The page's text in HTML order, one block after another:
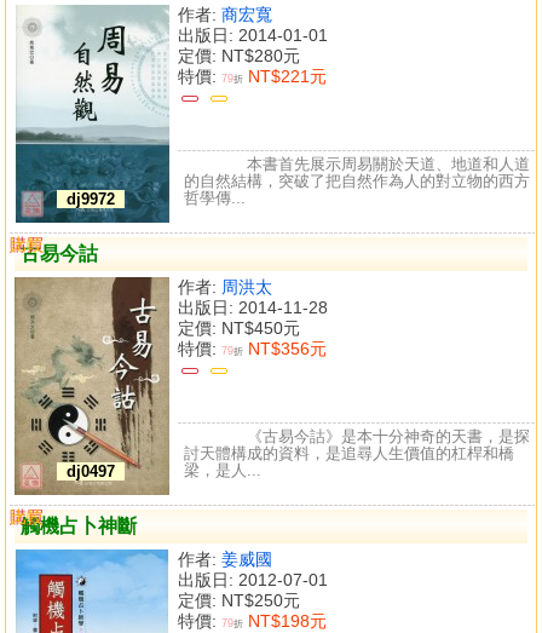
dj9972
作者: 商宏寬
出版日: 2014-01-01
定價: NT$280元
特價: 79折 NT$221元
本書首先展示周易關於天道、地道和人道
的自然結構，突破了把自然作為人的對立物的西方
哲學傳...
古易今詁
dj0497
作者: 周洪太
出版日: 2014-11-28
定價: NT$450元
特價: 79折 NT$356元
購買
比較
《古易今詁》是本十分神奇的天書，是探
討天體構成的資料，是追尋人生價值的杠桿和橋
梁，是人...
觸機占卜神斷
作者: 姜威國
出版日: 2012-07-01
定價: NT$250元
特價: 79折 NT$198元
購買
比較